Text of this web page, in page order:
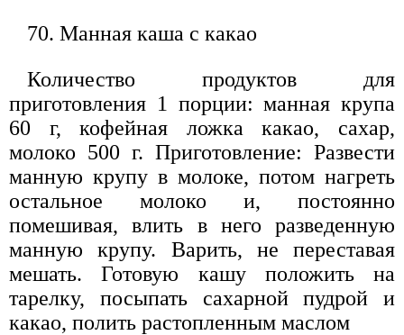
70. Манная каша с какао
Количество продуктов для
приготовления 1 порции: манная крупа
60 г, кофейная ложка какао, сахар,
молоко 500 г. Приготовление: Развести
манную крупу в молоке, потом нагреть
остальное молоко и, постоянно
помешивая, влить в него разведенную
манную крупу. Варить, не переставая
мешать. Готовую кашу положить на
тарелку, посыпать сахарной пудрой и
какао, полить растопленным маслом